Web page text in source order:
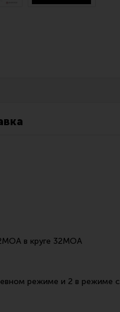
в круге 32МОА
режиме и 2 в режиме